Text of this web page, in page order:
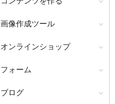
画像作成ツール
オンラインショップ
フォーム
ブログ